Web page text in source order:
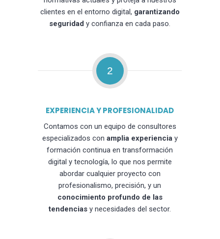
clientes en el entorno digital, garantizando
seguridad y confianza en cada paso.
2
EXPERIENCIA Y PROFESIONALIDAD
Contamos con un equipo de consultores
especializados con amplia experienciay
formación continua en transformación
digital y tecnología, lo que nos permite
abordar cualquier proyecto con
profesionalismo, precisión, y un
conocimiento profundo de las
tendencias y necesidades del sector.